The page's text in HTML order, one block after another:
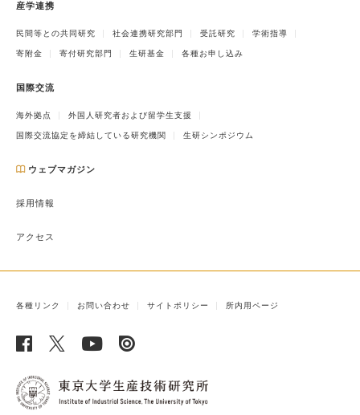
産学連携
民間等との共同研究 社会連携研究部門 受託研究 学術指導
寄附金 寄付研究部門 生研基金 各種お申し込み
国際交流
海外拠点 外国人研究者および留学生支援
国際交流協定を締結している研究機関 生研シンポジウム
ウェブマガジン
採用情報
アクセス
各種リンク お問い合わせ サイトポリシー 所内用ページ